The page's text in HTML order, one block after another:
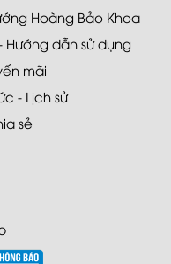
Hoàng Bảo Khoa
Hướng dẫn sử dụng
mãi
- Lịch sử
sẻ